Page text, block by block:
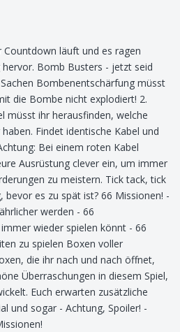
läuft und es ragen
Bomb Busters - jetzt seid
Bombenentschärfung müsst
die Bombe nicht explodiert! 2.
müsst ihr herausfinden, welche
Findet identische Kabel und
Bei einem roten Kabel
Ausrüstung clever ein, um immer
zu meistern. Tick tack, tick
bevor es zu spät ist? 66 Missionen! -
werden - 66
wieder spielen könnt - 66
zu spielen Boxen voller
die ihr nach und nach öffnet,
Überraschungen in diesem Spiel,
Euch erwarten zusätzliche
und sogar - Achtung, Spoiler! -